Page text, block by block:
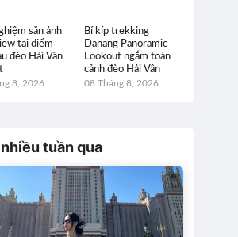
săn ảnh
tại điểm
đèo Hải Vân
8, 2026
Bí kíp trekking
Danang Panoramic
Lookout ngắm toàn
cảnh đèo Hải Vân
08 Tháng 8, 2026
tuần qua